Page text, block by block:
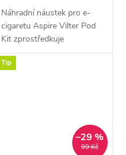
Náhradní náustek pro e-
cigaretu Aspire Vilter Pod
Kit zprostředkuje
mimořádný chuťový zážitek
a usnadní přechod na
Tip
99 Kč
–29 %